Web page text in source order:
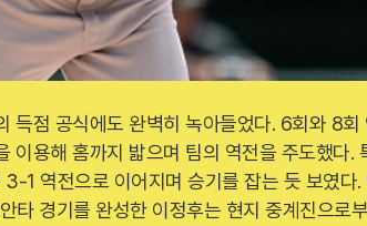
득점 공식에도 완벽히 녹아들었다. 6회와 8회
이용해 홈까지 밟으며 팀의 역전을 주도했다.
1 역전으로 이어지며 승기를 잡는 듯 보였다.
타 경기를 완성한 이정후는 현지 중계진으로